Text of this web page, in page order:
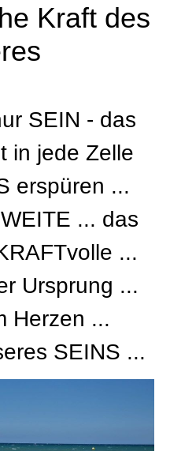
Kraft des
SEIN - das
in jede Zelle
erspüren ...
... das
...
Ursprung ...
Herzen ...
SEINS ...